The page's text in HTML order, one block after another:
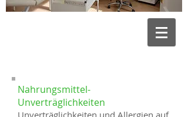
Nahrungsmittel-
Unverträglichkeiten
Unverträglichkeiten und Allergien auf